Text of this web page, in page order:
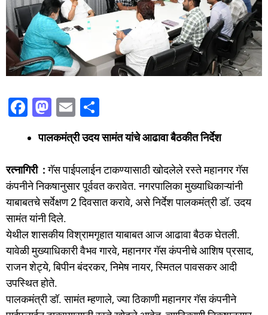
F
c
e
b
o
o
k
M
st
o
d
o
n
E
m
ai
l
ar
e
पालकमंत्री उदय सामंत यांचे आढावा बैठकीत निर्देश
रत्नागिरी :गॅस पाईपलाईन टाकण्यासाठी खोदलेले रस्ते महानगर गॅस
कंपनीने निकषानुसार पूर्ववत करावेत. नगरपालिका मुख्याधिकाऱ्यांनी
याबाबतचे सर्वेक्षण 2 दिवसात करावे, असे निर्देश पालकमंत्री डॉ. उदय
सामंत यांनी दिले.
येथील शासकीय विश्रामगृहात याबाबत आज आढावा बैठक घेतली.
यावेळी मुख्याधिकारी वैभव गारवे, महानगर गॅस कंपनीचे आशिष प्रसाद,
राजन शेट्ये, बिपीन बंदरकर, निमेष नायर, स्मितल पावसकर आदी
उपस्थित होते.
पालकमंत्री डॉ. सामंत म्हणाले, ज्या ठिकाणी महानगर गॅस कंपनीने